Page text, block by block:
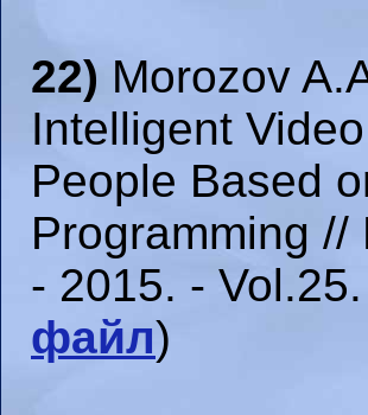
22) Morozov
Intelligent
People Based
Programming
- 2015. -
файл)